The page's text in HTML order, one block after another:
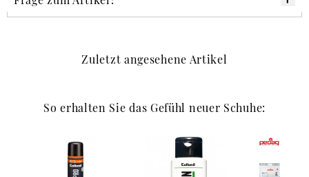
Zuletzt angesehene Artikel
So erhalten Sie das Gefühl neuer Schuhe: